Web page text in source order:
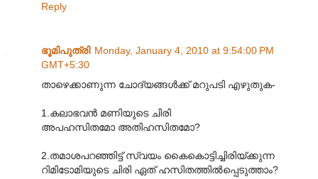
Reply
ഭൂമിപുത്രി Monday, January 4, 2010 at 9:54:00 PM
GMT+5:30
താഴെക്കാണുന്ന ചോദ്യങ്ങൾക്ക് മറുപടി എഴുതുക-
1.കലാഭവൻ മണിയുടെ ചിരി
അപഹസിതമോ അതിഹസിതമോ?
2.തമാശപറഞ്ഞിട്ട് സ്വയം കൈകൊട്ടിച്ചിരിയ്ക്കുന്ന
റിമിടോമിയുടെ ചിരി ഏത് ഹസിതത്തിൽ‌പ്പെടുത്താം?